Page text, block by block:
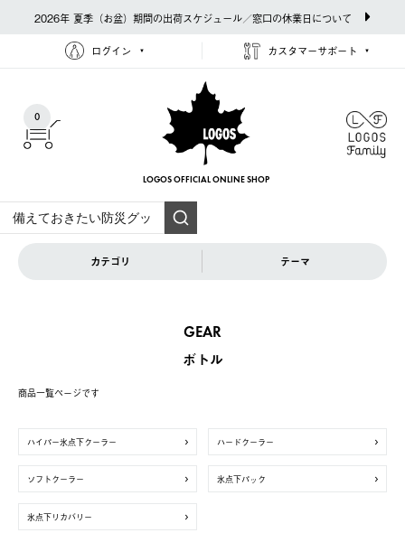
2026年 夏季（お盆）期間の出荷スケジュール／窓口の休業日について
ログイン カスタマーサポート
0
LOGOS OFFICIAL ONLINE SHOP
カテゴリ テーマ
GEAR
ボトル
商品一覧ページです
ハイパー氷点下クーラー ハードクーラー
ソフトクーラー 氷点下パック
氷点下リカバリー